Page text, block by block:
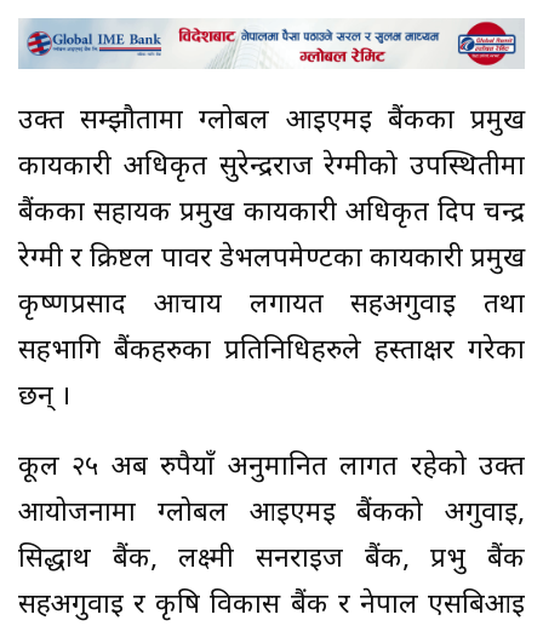
उक्त सम्झौतामा ग्लोबल आइएमई बैंकका प्रमुख
कार्यकारी अधिकृत सुरेन्द्रराज रेग्मीको उपस्थितीमा
बैंकका सहायक प्रमुख कार्यकारी अधिकृत दिप चन्द्र
रेग्मी र क्रिष्टल पावर डेभलपमेण्टका कार्यकारी प्रमुख
कृष्णप्रसाद आचार्य लगायत सहअगुवाई तथा
सहभागि बैंकहरुका प्रतिनिधिहरुले हस्ताक्षर गरेका
छन् ।
कूल २५ अर्ब रुपैयाँ अनुमानित लागत रहेको उक्त
आयोजनामा ग्लोबल आइएमई बैंकको अगुवाइ,
सिद्धार्थ बैंक, लक्ष्मी सनराइज बैंक, प्रभु बैंक
सहअगुवाई र कृषि विकास बैंक र नेपाल एसबिआई